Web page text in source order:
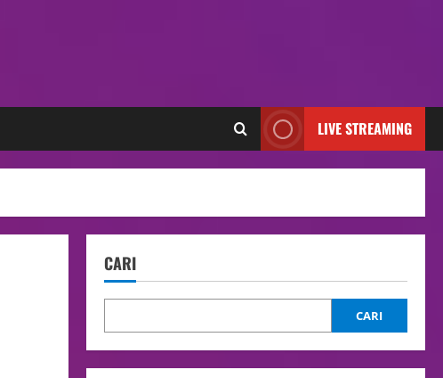
LIVE STREAMING
CARI
CARI